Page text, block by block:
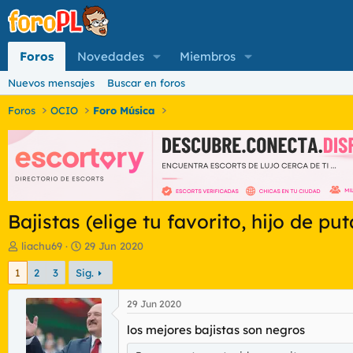
Foros Novedades Miembros
Nuevos mensajes Buscar en foros
Foros OCIO Foro Música
Bajistas (elige tu favorito, hijo de
I
n
c
a
d
o
liachu69
F
e
c
h
a
d
e
i
29 Jun 2020
1 2 3 Sig.
29 Jun 2020
los mejores bajistas son negros